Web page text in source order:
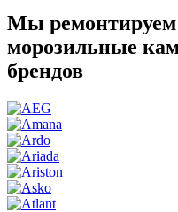
Мы
морозильные
брендов